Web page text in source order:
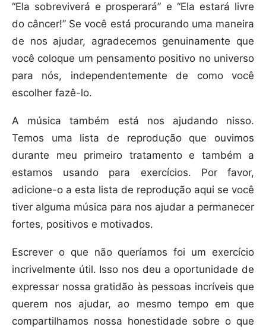
“Ela sobreviverá e prosperará” e “Ela estará livre
do câncer!” Se você está procurando uma maneira
de nos ajudar, agradecemos genuinamente que
você coloque um pensamento positivo no universo
para nós, independentemente de como você
escolher fazê-lo.
A música também está nos ajudando nisso.
Temos uma lista de reprodução que ouvimos
durante meu primeiro tratamento e também a
estamos usando para exercícios. Por favor,
adicione-o a esta lista de reprodução aqui se você
tiver alguma música para nos ajudar a permanecer
fortes, positivos e motivados.
Escrever o que não queríamos foi um exercício
incrivelmente útil. Isso nos deu a oportunidade de
expressar nossa gratidão às pessoas incríveis que
querem nos ajudar, ao mesmo tempo em que
compartilhamos nossa honestidade sobre o que